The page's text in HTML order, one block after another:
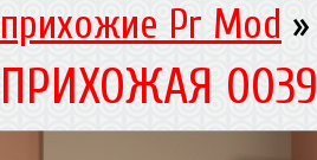
прихожие Pr Mod »
ПРИХОЖАЯ 0039